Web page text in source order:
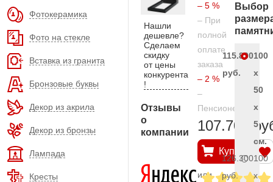
Фотокерамика
Фото на стекле
Вставка из гранита
Бронзовые буквы
Декор из акрила
Декор из бронзы
Лампада
Кресты
Нашли
дешевле?
Сделаем
скидку
от цены
конкурента
!
Отзывы
о
компании
– 5 %
– При
полной
оплате
заказа
– 2 %
–
Пенсионерам
107.700
Купить
или
Выбор
115.800
руб.
100
x
50
x
5
см.
126.300
руб.
100
x